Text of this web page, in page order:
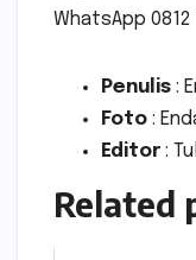
WhatsApp 0812
Penulis :
Foto :
Editor :
Related